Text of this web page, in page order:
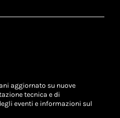
aggiornato su nuove
tecnica e di
eventi e informazioni sul